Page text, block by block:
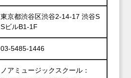
東京都渋谷区渋谷2-14-17 渋谷S
SビルB1-1F
03-5485-1446